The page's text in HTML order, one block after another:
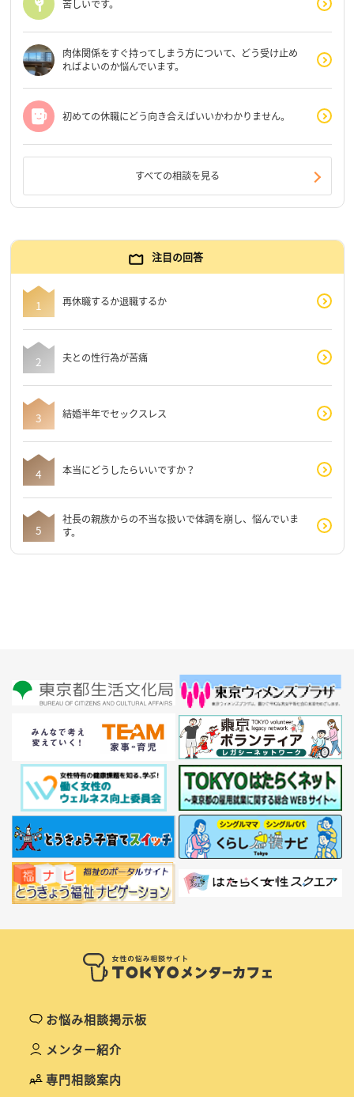
苦しいです。
肉体関係をすぐ持ってしまう方について、どう受け止め
ればよいのか悩んでいます。
初めての休職にどう向き合えばいいかわかりません。
すべての相談を見る
注目の回答
再休職するか退職するか
夫との性行為が苦痛
結婚半年でセックスレス
本当にどうしたらいいですか？
社長の親族からの不当な扱いで体調を崩し、悩んでいま
す。
お悩み相談掲示板
メンター紹介
専門相談案内